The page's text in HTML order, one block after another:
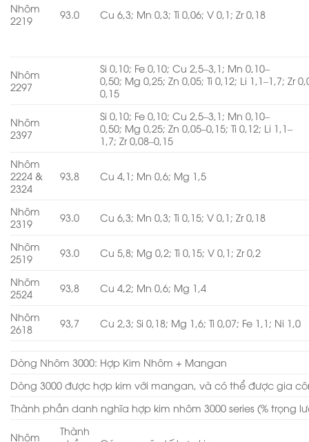
Nhôm
2219
93.0 Cu 6,3; Mn 0,3; Ti 0,06; V 0,1; Zr 0,18
Nhôm
2297
Si 0,10; Fe 0,10; Cu 2,5–3,1; Mn 0,10–
0,50; Mg 0,25; Zn 0,05; Ti 0,12; Li 1,1–1,7; Zr
0,15
Nhôm
2397
Si 0,10; Fe 0,10; Cu 2,5–3,1; Mn 0,10–
0,50; Mg 0,25; Zn 0,05–0,15; Ti 0,12; Li 1,1–
1,7; Zr 0,08–0,15
Nhôm
2224 &
2324
93,8 Cu 4,1; Mn 0,6; Mg 1,5
Nhôm
2319
93.0 Cu 6,3; Mn 0,3; Ti 0,15; V 0,1; Zr 0,18
Nhôm
2519
93.0 Cu 5,8; Mg 0,2; Ti 0,15; V 0,1; Zr 0,2
Nhôm
2524
93,8 Cu 4,2; Mn 0,6; Mg 1,4
Nhôm
2618
93,7 Cu 2,3; Si 0,18; Mg 1,6; Ti 0,07; Fe 1,1; Ni 1,0
Dòng Nhôm 3000: Hợp Kim Nhôm + Mangan
Dòng 3000 được hợp kim với mangan, và có thể được gia
Thành phần danh nghĩa hợp kim nhôm 3000 series (% trọng
Nhôm
Thành